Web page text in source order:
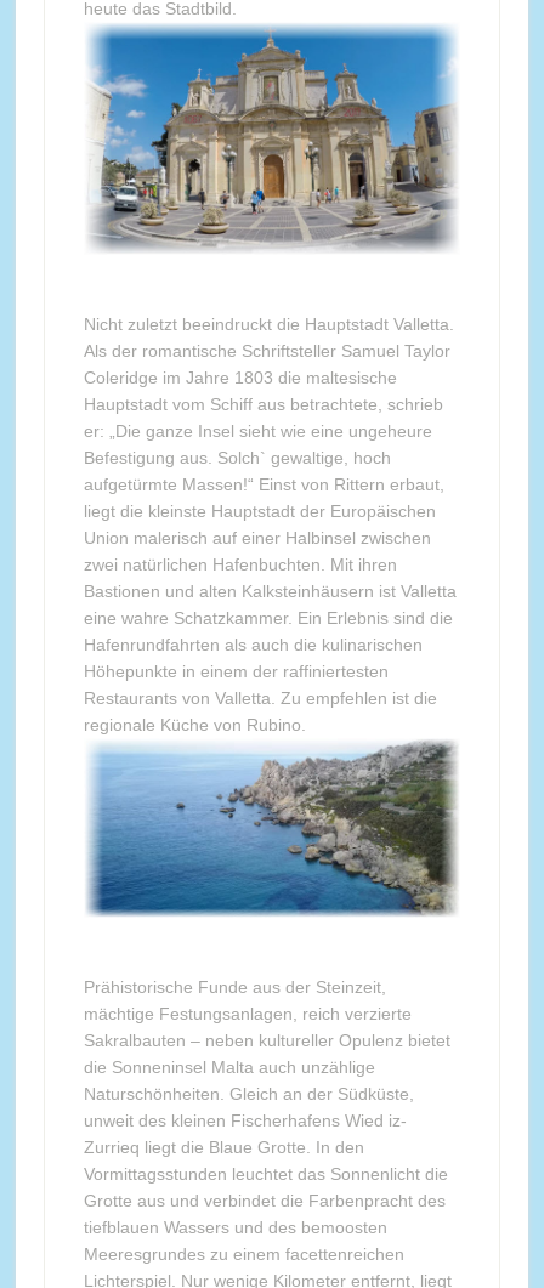
heute das Stadtbild.
Nicht zuletzt beeindruckt die Hauptstadt Valletta.
Als der romantische Schriftsteller Samuel Taylor
Coleridge im Jahre 1803 die maltesische
Hauptstadt vom Schiff aus betrachtete, schrieb
er: „Die ganze Insel sieht wie eine ungeheure
Befestigung aus. Solch` gewaltige, hoch
aufgetürmte Massen!“ Einst von Rittern erbaut,
liegt die kleinste Hauptstadt der Europäischen
Union malerisch auf einer Halbinsel zwischen
zwei natürlichen Hafenbuchten. Mit ihren
Bastionen und alten Kalksteinhäusern ist Valletta
eine wahre Schatzkammer. Ein Erlebnis sind die
Hafenrundfahrten als auch die kulinarischen
Höhepunkte in einem der raffiniertesten
Restaurants von Valletta. Zu empfehlen ist die
regionale Küche von Rubino.
Prähistorische Funde aus der Steinzeit,
mächtige Festungsanlagen, reich verzierte
Sakralbauten – neben kultureller Opulenz bietet
die Sonneninsel Malta auch unzählige
Naturschönheiten. Gleich an der Südküste,
unweit des kleinen Fischerhafens Wied iz-
Zurrieq liegt die Blaue Grotte. In den
Vormittagsstunden leuchtet das Sonnenlicht die
Grotte aus und verbindet die Farbenpracht des
tiefblauen Wassers und des bemoosten
Meeresgrundes zu einem facettenreichen
Lichterspiel. Nur wenige Kilometer entfernt, liegt